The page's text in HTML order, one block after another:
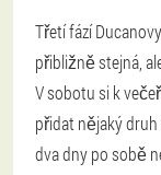
Třetí fází
přibližně stejná,
V sobotu si k
přidat nějaký druh
dva dny po sobě